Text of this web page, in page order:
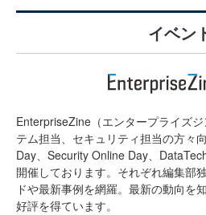
イベン
EnterpriseZine（エンタープライズ
テム担当、セキュリティ担当の方々
Day、Security Online Day、
開催しております。それぞれ編集部
ドや最新事例を網羅。最新の動向を
好評を得ています。